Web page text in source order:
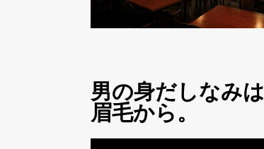
男の身だしなみは
眉毛から。